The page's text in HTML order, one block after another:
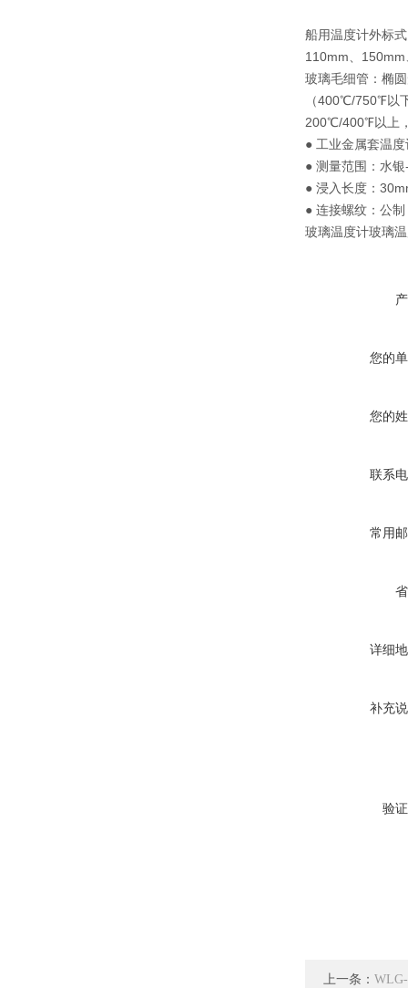
船用温度计外标
110mm、
玻璃毛细管：椭
（400℃/750℉以
200℃/400℉以上
● 工业金属套温
● 测量范围：水
● 浸入长度：
● 连接螺纹：公
玻璃温度计玻璃
您的
您的
联系
常用
详细
补充
验
上一条：